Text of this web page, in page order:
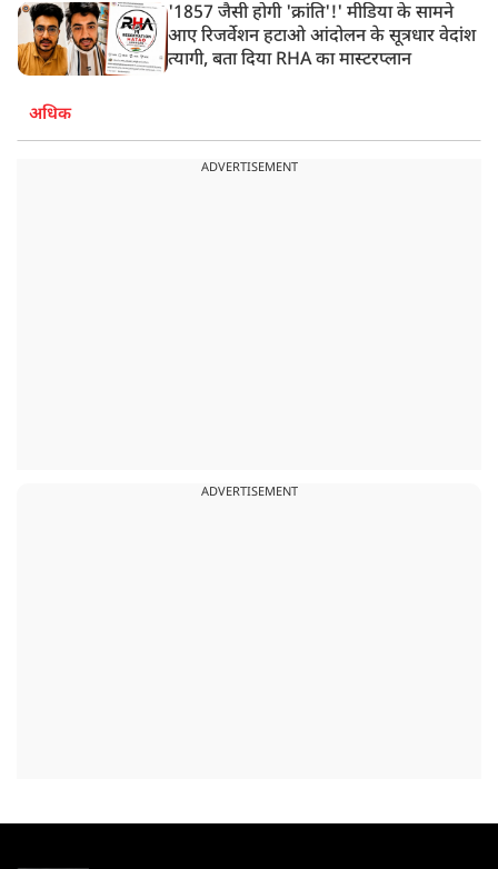
'1857 जैसी होगी 'क्रांति'!' मीडिया के सामने
आए रिजर्वेशन हटाओ आंदोलन के सूत्रधार वेदांश
त्यागी, बता दिया RHA का मास्टरप्लान
अधिक
ADVERTISEMENT
ADVERTISEMENT